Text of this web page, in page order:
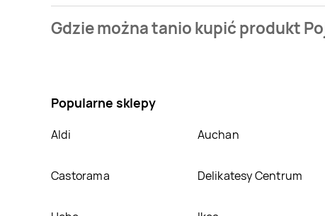
Najtańsza oferta, jaką mamy w naszej bazie jest z
Gdzie można tanio kupić produkt
Popularne sklepy
Aldi Auchan
Castorama Delikatesy Centrum